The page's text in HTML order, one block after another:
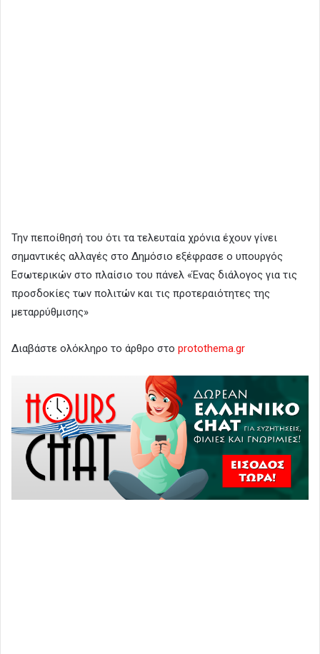
Την πεποίθησή του ότι τα τελευταία χρόνια έχουν γίνει
σημαντικές αλλαγές στο Δημόσιο εξέφρασε ο υπουργός
Εσωτερικών στο πλαίσιο του πάνελ «Ένας διάλογος για τις
προσδοκίες των πολιτών και τις προτεραιότητες της
μεταρρύθμισης»
Διαβάστε ολόκληρο το άρθρο στο protothema.gr